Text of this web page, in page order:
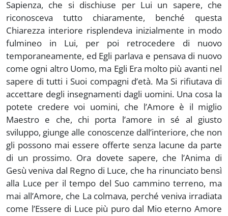
Sapienza, che si dischiuse per Lui un sapere, che
riconosceva tutto chiaramente, benché questa
Chiarezza interiore risplendeva inizialmente in modo
fulmineo in Lui, per poi retrocedere di nuovo
temporaneamente, ed Egli parlava e pensava di nuovo
come ogni altro Uomo, ma Egli Era molto più avanti nel
sapere di tutti i Suoi compagni d’età. Ma Si rifiutava di
accettare degli insegnamenti dagli uomini. Una cosa la
potete credere voi uomini, che l’Amore è il miglio
Maestro e che, chi porta l’amore in sé al giusto
sviluppo, giunge alle conoscenze dall’interiore, che non
gli possono mai essere offerte senza lacune da parte
di un prossimo. Ora dovete sapere, che l’Anima di
Gesù veniva dal Regno di Luce, che ha rinunciato bensì
alla Luce per il tempo del Suo cammino terreno, ma
mai all’Amore, che La colmava, perché veniva irradiata
come l’Essere di Luce più puro dal Mio eterno Amore